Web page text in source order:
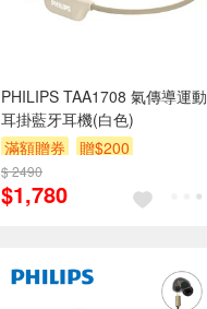
PHILIPS TAA1708 氣傳導運動
耳掛藍牙耳機(白色)
滿額贈券
贈$200
$ 2490
$1,780